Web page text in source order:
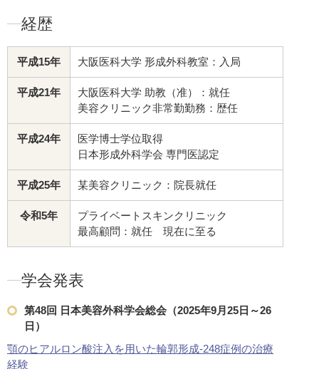
経歴
平成15年 大阪医科大学 形成外科教室：入局
平成21年
大阪医科大学 助教（准）：就任
美容クリニック非常勤勤務：歴任
平成24年
医学博士学位取得
日本形成外科学会 専門医認定
平成25年 某美容クリニック：院長就任
令和5年
プライベートスキンクリニック
最高顧問：就任 現在に至る
学会発表
第48回 日本美容外科学会総会（2025年9月25日～26
日）
顎のヒアルロン酸注入を用いた輪郭形成-248症例の治療
経験